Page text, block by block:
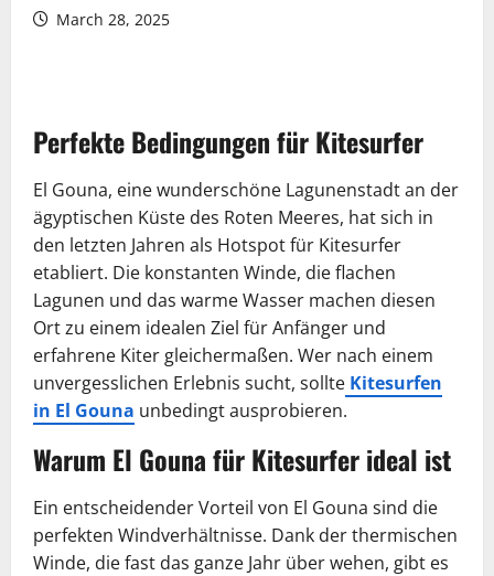
March 28, 2025
Perfekte Bedingungen für Kitesurfer
El Gouna, eine wunderschöne Lagunenstadt an der
ägyptischen Küste des Roten Meeres, hat sich in
den letzten Jahren als Hotspot für Kitesurfer
etabliert. Die konstanten Winde, die flachen
Lagunen und das warme Wasser machen diesen
Ort zu einem idealen Ziel für Anfänger und
erfahrene Kiter gleichermaßen. Wer nach einem
unvergesslichen Erlebnis sucht, sollte Kitesurfen
in El Gouna unbedingt ausprobieren.
Warum El Gouna für Kitesurfer ideal ist
Ein entscheidender Vorteil von El Gouna sind die
perfekten Windverhältnisse. Dank der thermischen
Winde, die fast das ganze Jahr über wehen, gibt es